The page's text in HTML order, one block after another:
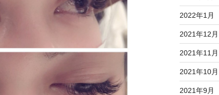
2022年1月
2021年12月
2021年11月
2021年10月
2021年9月